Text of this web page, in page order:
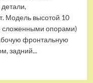
Модель высотой 10
сложенными опорами)
фронтальную
задний...